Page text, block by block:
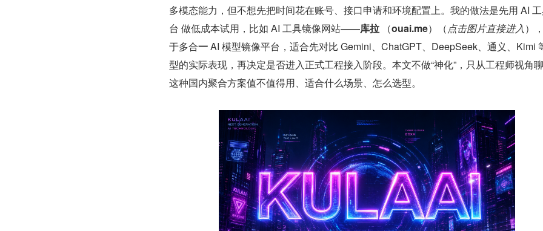
多模态能力，但不想先把时间花在账号、接口申请和环境配置上。我的做法是先用 AI
台 做低成本试用，比如 AI 工具镜像网站——库拉 （ouai.me）（点击图片直接进入）
于多合一 AI 模型镜像平台，适合先对比 Gemini、ChatGPT、DeepSeek、通义、Kimi
型的实际表现，再决定是否进入正式工程接入阶段。本文不做“神化”，只从工程师视角
这种国内聚合方案值不值得用、适合什么场景、怎么选型。